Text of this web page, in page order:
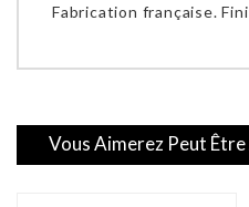
Fabrication française.
Vous Aimerez Peut